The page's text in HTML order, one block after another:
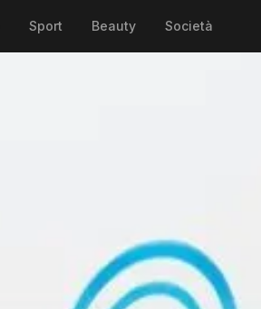
Sport Beauty Società